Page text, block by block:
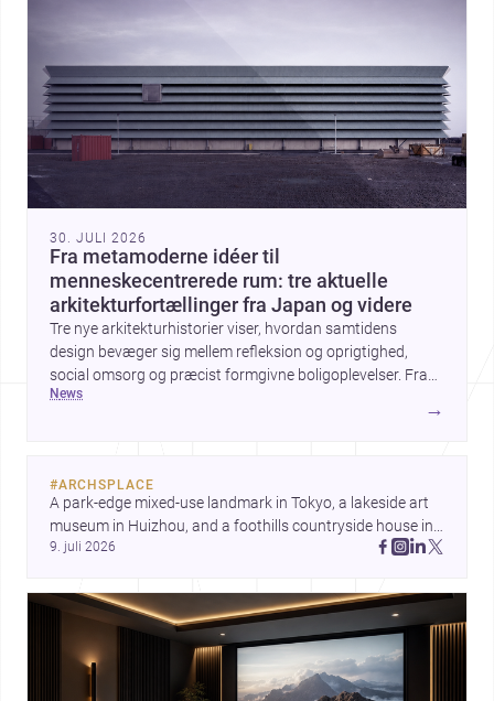
30. JULI 2026
Fra metamoderne idéer til
menneskecentrerede rum: tre aktuelle
arkitekturfortællinger fra Japan og videre
Tre nye arkitekturhistorier viser, hvordan samtidens
design bevæger sig mellem refleksion og oprigtighed,
social omsorg og præcist formgivne boligoplevelser. Fra
den teoretiske diskussion om metamodernisme til et
news
→
#ARCHSPLACE
A park-edge mixed-use landmark in Tokyo, a lakeside art
museum in Huizhou, and a foothills countryside house in
Cayambe show architecture shaping place, culture, and
9. juli 2026